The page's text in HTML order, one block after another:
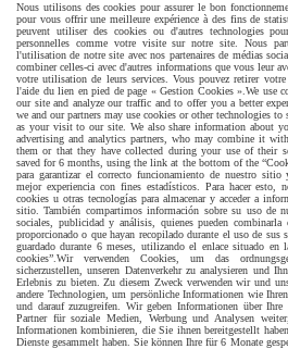
Livraison
Nous utilisons des cookies pour assurer le bon
pour vous offrir une meilleure expérience à des fins de
peuvent utiliser des cookies ou d'autres technologies
personnelles comme votre visite sur notre site. Nous
l'utilisation de notre site avec nos partenaires de médias
combiner celles-ci avec d'autres informations que vous leur
votre utilisation de leurs services. Vous pouvez retirer
l'aide du lien en pied de page « Gestion Cookies ». We use
our site and analyze our traffic and to offer you a better
we and our partners may use cookies or other technologies to
as your visit to our site. We also share information about
advertising and analytics partners, who may combine it
them or that they have collected during your use of their
saved for 6 months, using the link at the bottom of the
para garantizar el correcto funcionamiento de nuestro
mejor experiencia con fines estadísticos. Para hacer esto,
cookies u otras tecnologías para almacenar y acceder a
sitio. También compartimos información sobre su uso de
sociales, publicidad y análisis, quienes pueden
proporcionado o que hayan recopilado durante el uso de sus
guardado durante 6 meses, utilizando el enlace situado
cookies”. Wir verwenden Cookies, um das
sicherzustellen, unseren Datenverkehr zu analysieren und
Erlebnis zu bieten. Zu diesem Zweck verwenden wir und
andere Technologien, um persönliche Informationen wie
und darauf zuzugreifen. Wir geben Informationen über Ihre
Partner für soziale Medien, Werbung und Analysen
Informationen kombinieren, die Sie ihnen bereitgestellt
Dienste gesammelt haben. Sie können Ihre für 6 Monate